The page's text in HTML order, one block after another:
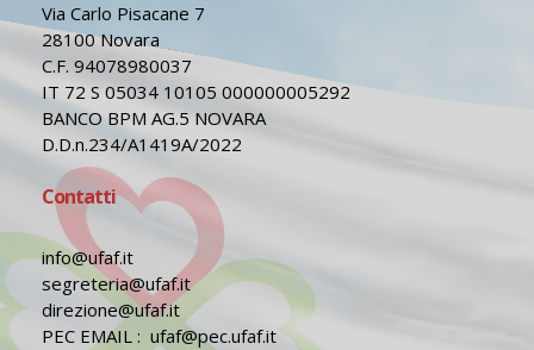
Via Carlo Pisacane 7
28100 Novara
C.F. 94078980037
IT 72 S 05034 10105 000000005292
BANCO BPM AG.5 NOVARA
D.D.n.234/A1419A/2022
Contatti
info@ufaf.it
segreteria@ufaf.it
direzione@ufaf.it
PEC EMAIL : ufaf@pec.ufaf.it